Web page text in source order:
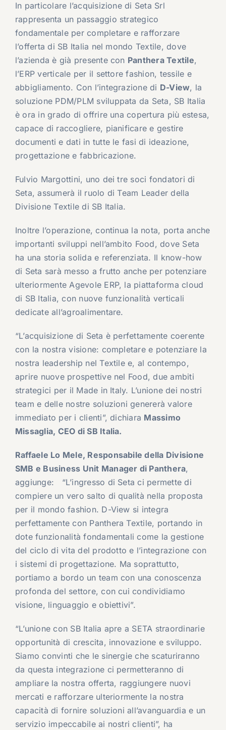
In particolare l’acquisizione di Seta Srl
rappresenta un passaggio strategico
fondamentale per completare e rafforzare
l’offerta di SB Italia nel mondo Textile, dove
l’azienda è già presente con Panthera Textile,
l’ERP verticale per il settore fashion, tessile e
abbigliamento. Con l’integrazione di D-View, la
soluzione PDM/PLM sviluppata da Seta, SB Italia
è ora in grado di offrire una copertura più estesa,
capace di raccogliere, pianificare e gestire
documenti e dati in tutte le fasi di ideazione,
progettazione e fabbricazione.
Fulvio Margottini, uno dei tre soci fondatori di
Seta, assumerà il ruolo di Team Leader della
Divisione Textile di SB Italia.
Inoltre l’operazione, continua la nota, porta anche
importanti sviluppi nell’ambito Food, dove Seta
ha una storia solida e referenziata. Il know-how
di Seta sarà messo a frutto anche per potenziare
ulteriormente Agevole ERP, la piattaforma cloud
di SB Italia, con nuove funzionalità verticali
dedicate all’agroalimentare.
“L’acquisizione di Seta è perfettamente coerente
con la nostra visione: completare e potenziare la
nostra leadership nel Textile e, al contempo,
aprire nuove prospettive nel Food, due ambiti
strategici per il Made in Italy. L’unione dei nostri
team e delle nostre soluzioni genererà valore
immediato per i clienti”, dichiara Massimo
Missaglia, CEO di SB Italia.
Raffaele Lo Mele, Responsabile della Divisione
SMB e Business Unit Manager di Panthera,
aggiunge: “L’ingresso di Seta ci permette di
compiere un vero salto di qualità nella proposta
per il mondo fashion. D-View si integra
perfettamente con Panthera Textile, portando in
dote funzionalità fondamentali come la gestione
del ciclo di vita del prodotto e l’integrazione con
i sistemi di progettazione. Ma soprattutto,
portiamo a bordo un team con una conoscenza
profonda del settore, con cui condividiamo
visione, linguaggio e obiettivi”.
“L’unione con SB Italia apre a SETA straordinarie
opportunità di crescita, innovazione e sviluppo.
Siamo convinti che le sinergie che scaturiranno
da questa integrazione ci permetteranno di
ampliare la nostra offerta, raggiungere nuovi
mercati e rafforzare ulteriormente la nostra
capacità di fornire soluzioni all’avanguardia e un
servizio impeccabile ai nostri clienti”, ha